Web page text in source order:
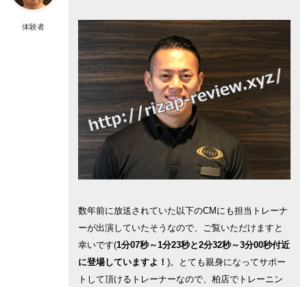
体験者
数年前に放送されていた以下のCMにも担当トレーナ
ーが出演していたそうなので、ご覧いただけますと
幸いです(1分07秒～1分23秒と2分32秒～3分00秒付近
に登場していますよ！ )。とても親身になってサポー
トして頂けるトレーナーなので、柏店でトレーニン